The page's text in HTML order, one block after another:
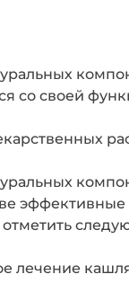
со своей
лечение